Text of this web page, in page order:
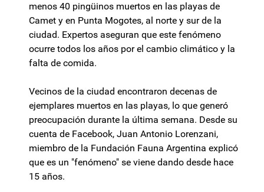
menos 40 pingüinos muertos en las playas de
Camet y en Punta Mogotes, al norte y sur de la
ciudad. Expertos aseguran que este fenómeno
ocurre todos los años por el cambio climático y la
falta de comida.
Vecinos de la ciudad encontraron decenas de
ejemplares muertos en las playas, lo que generó
preocupación durante la última semana. Desde su
cuenta de Facebook, Juan Antonio Lorenzani,
miembro de la Fundación Fauna Argentina explicó
que es un "fenómeno" se viene dando desde hace
15 años.